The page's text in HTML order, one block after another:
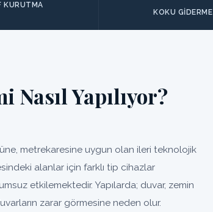
KURUTMA
KOKU GIDERME
Yapılıyor?
metrekaresine uygun olan ileri teknolojik
alanlar için farklı tip cihazlar
etkilemektedir. Yapılarda; duvar, zemin
zarar görmesine neden olur.